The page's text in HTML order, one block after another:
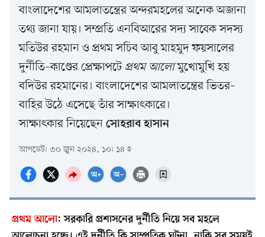
বাংলাদেশের আমলাতন্ত্রের অন্দরমহলের অনেক অজানা
তথ্য জানা যায়। সম্প্রতি এনবিআরের সদ্য সাবেক সদস্য
মতিউর রহমান ও প্রথম সচিব আবু মাহমুদ ফয়সালের
দুর্নীতি–কাণ্ডের প্রেক্ষাপটেপ্রথম আলোমুখোমুখি হয়
বদিউর রহমানের। বাংলাদেশের আমলাতন্ত্রের ভিতর–
বাহির উঠে এসেছে তাঁর সাক্ষাৎকারে।
সাক্ষাৎকার নিয়েছেন সোহরাব হাসান
আপডেট: ৩০ জুন ২০২৪, ১০: ১৪
প্রথম আলো:সরকারি প্রশাসনের দুর্নীতি নিয়ে সব মহলে